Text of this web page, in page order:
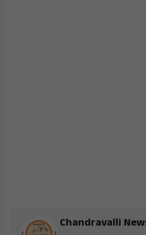
Chandravalli